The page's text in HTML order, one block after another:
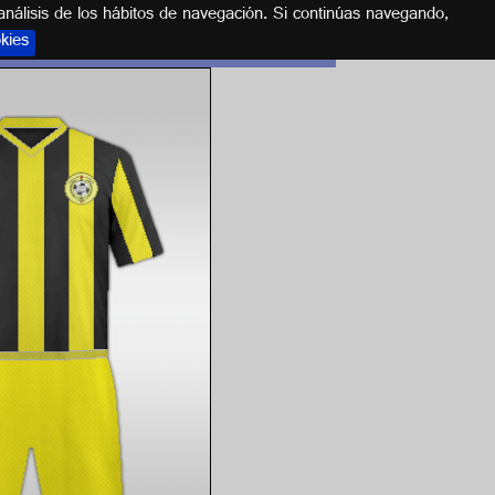
de los hábitos de navegación. Si continúas navegando,